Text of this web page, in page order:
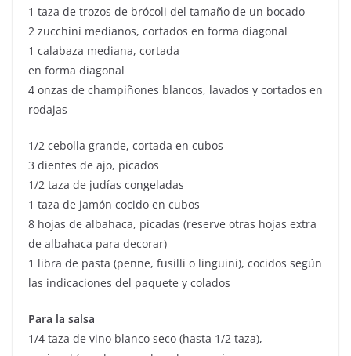
1 taza de trozos de brócoli del tamaño de un bocado
2 zucchini medianos, cortados en forma diagonal
1 calabaza mediana, cortada
en forma diagonal
4 onzas de champiñones blancos, lavados y cortados en
rodajas
1/2 cebolla grande, cortada en cubos
3 dientes de ajo, picados
1/2 taza de judías congeladas
1 taza de jamón cocido en cubos
8 hojas de albahaca, picadas (reserve otras hojas extra
de albahaca para decorar)
1 libra de pasta (penne, fusilli o linguini), cocidos según
las indicaciones del paquete y colados
Para la salsa
1/4 taza de vino blanco seco (hasta 1/2 taza),